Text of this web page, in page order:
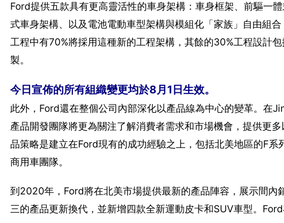
Ford提供五款具有更高靈活性的車身架構：車身框架、前驅一
式車身架構、以及電池電動車型架構與模組化「家族」自由組
工程中有70%將採用這種新的工程架構，其餘的30%工程設計
製。
今日宣佈的所有組織變更均於8月1日生效。
此外，Ford還在整個公司內部深化以產品線為中心的變革。在
產品開發團隊將更為關注了解消費者需求和市場機會，提供更
品策略是建立在Ford現有的成功經驗之上，包括北美地區的F
商用車團隊。
到2020年，Ford將在北美市場提供最新的產品陣容，展示間內
三的產品更新換代，並新增四款全新運動皮卡和SUV車型。